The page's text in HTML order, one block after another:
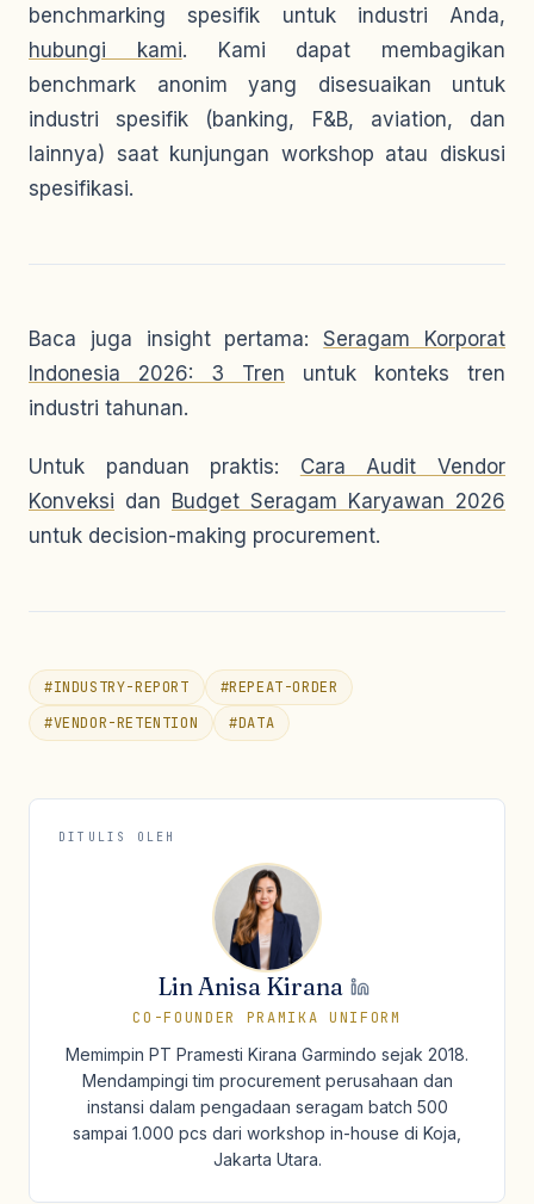
benchmarking spesifik untuk industri Anda,
hubungi kami. Kami dapat membagikan
benchmark anonim yang disesuaikan untuk
industri spesifik (banking, F&B, aviation, dan
lainnya) saat kunjungan workshop atau diskusi
spesifikasi.
Baca juga insight pertama:Seragam Korporat
Indonesia 2026: 3 Tren untuk konteks tren
industri tahunan.
Untuk panduan praktis: Cara Audit Vendor
Konveksi dan Budget Seragam Karyawan 2026
untuk decision-making procurement.
#INDUSTRY-REPORT #REPEAT-ORDER
#VENDOR-RETENTION #DATA
DITULIS OLEH
Lin Anisa Kirana
CO-FOUNDER PRAMIKA UNIFORM
Memimpin PT Pramesti Kirana Garmindo sejak 2018.
Mendampingi tim procurement perusahaan dan
instansi dalam pengadaan seragam batch 500
sampai 1.000 pcs dari workshop in-house di Koja,
Jakarta Utara.